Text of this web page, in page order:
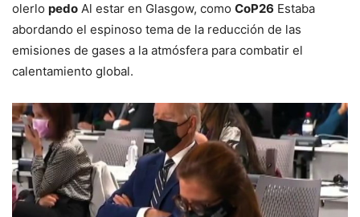
olerlo pedo Al estar en Glasgow, como CoP26 Estaba
abordando el espinoso tema de la reducción de las
emisiones de gases a la atmósfera para combatir el
calentamiento global.